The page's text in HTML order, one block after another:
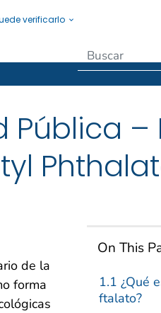
verificarlo
Pública –
On This
1.1 ¿Qué
ftalato?
de la
forma